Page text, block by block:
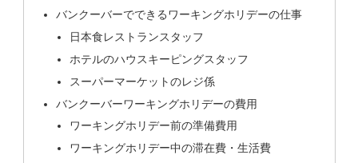
バンクーバーでできるワーキングホリデーの仕事
日本食レストランスタッフ
ホテルのハウスキーピングスタッフ
スーパーマーケットのレジ係
バンクーバーワーキングホリデーの費用
ワーキングホリデー前の準備費用
ワーキングホリデー中の滞在費・生活費